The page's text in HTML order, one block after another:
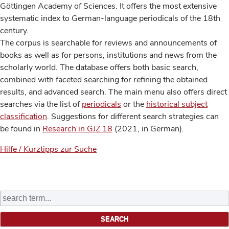
Göttingen Academy of Sciences. It offers the most extensive
systematic index to German-language periodicals of the 18th
century.
The corpus is searchable for reviews and announcements of
books as well as for persons, institutions and news from the
scholarly world. The database offers both basic search,
combined with faceted searching for refining the obtained
results, and advanced search. The main menu also offers direct
searches via the list ofperiodicals or the historical subject
classification. Suggestions for different search strategies can
be found in Research in GJZ 18 (2021, in German).
Hilfe / Kurztipps zur Suche